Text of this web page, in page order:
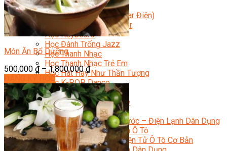
Học Guitar Đệm Hát
Học Electric Guitar (Guitar Điện)
Học Electric Guitar Cover
Học Keyboard
Học Đánh Trống Jazz
Học Thanh Nhạc
Học Thanh Nhạc Trẻ Em
Học Hát Hay Như Thần Tượng
Học K-POP Dance
Học Nhảy Hiện Đại
Chuyên Đề Tiktok Dance
Kỹ Thuật – Công Nghệ
Kỹ Thuật Viên Điện – Nước – Điện Lạnh Dân Dụng
Kỹ Thuật Viên Điện Lạnh Ô Tô
Kỹ Thuật Viên Điện – Điện Tử Ô Tô Cơ Bản
Món Ăn Bổ Dưỡng
500,000 ₫–1,800,000₫